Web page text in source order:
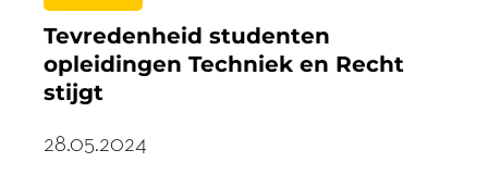
Tevredenheid studenten
opleidingen Techniek en Recht
stijgt
28.05.2024